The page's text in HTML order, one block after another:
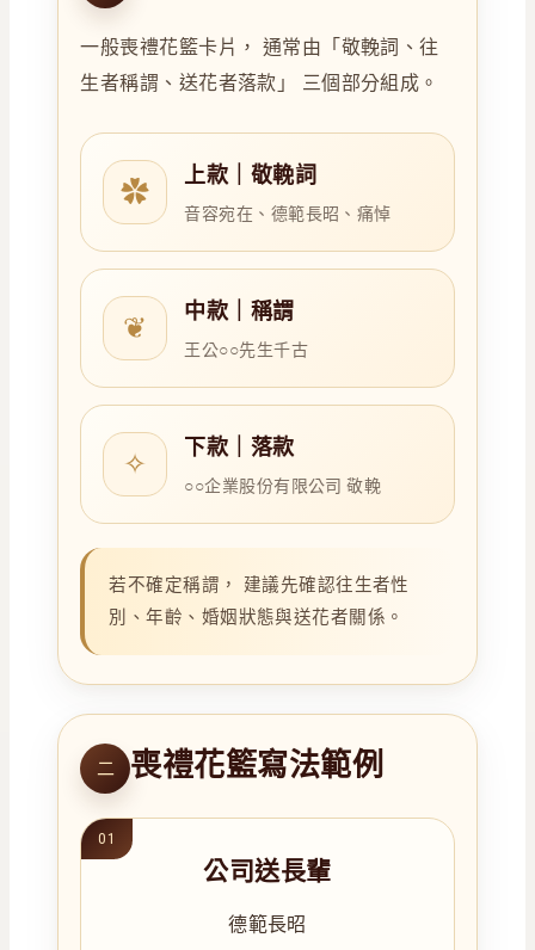
一般喪禮花籃卡片， 通常由「敬輓詞、往
生者稱謂、送花者落款」 三個部分組成。
✿ 上款｜敬輓詞
音容宛在、德範長昭、痛悼
❦ 中款｜稱謂
王公○○先生千古
✧ 下款｜落款
○○企業股份有限公司 敬輓
若不確定稱謂， 建議先確認往生者性
別、年齡、婚姻狀態與送花者關係。
二 喪禮花籃寫法範例
公司送長輩
德範長昭